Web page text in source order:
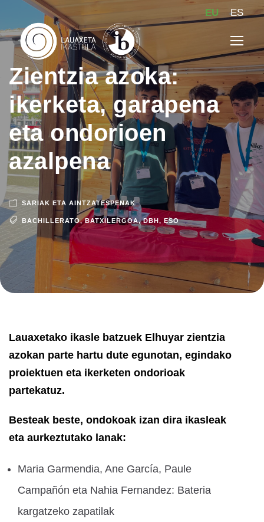
EU ES
Zientzia azoka:
ikerketa, garapena
eta ondorioen
azalpena
SARIAK ETA AINTZATESPENAK
BACHILLERATO, BATXILERGOA, DBH, ESO
Lauaxetako ikasle batzuek Elhuyar zientzia
azokan parte hartu dute egunotan, egindako
proiektuen eta ikerketen ondorioak
partekatuz.
Besteak beste, ondokoak izan dira ikasleak
eta aurkeztutako lanak:
Maria Garmendia, Ane García, Paule
Campañón eta Nahia Fernandez: Bateria
kargatzeko zapatilak